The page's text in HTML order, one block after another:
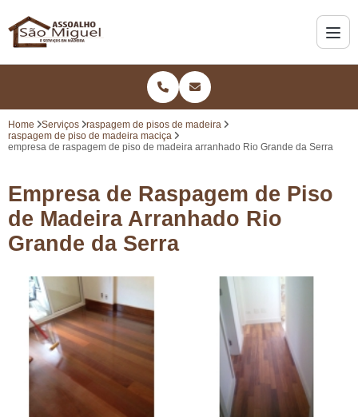
Home Serviços
raspagem de pisos de madeira
raspagem de piso de madeira maciça
empresa de raspagem de piso de madeira arranhado Rio Grande da Serra
Empresa de Raspagem de Piso
de Madeira Arranhado Rio
Grande da Serra